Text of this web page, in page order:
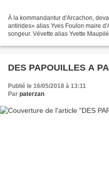
À la kommandantur d'Arcachon,
antirides» alias Yves Foulon maire
songeur. Vévette alias Yvette
DES PAPOUILLES A
Publié le 16/05/2018 à 13:11
Par paterzan